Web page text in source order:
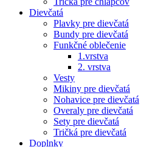
Dievčatá
Plavky pre dievčatá
Bundy pre dievčatá
Funkčné oblečenie
1.vrstva
2. vrstva
Vesty
Mikiny pre dievčatá
Nohavice pre dievčatá
Overaly pre dievčatá
Sety pre dievčatá
Tričká pre dievčatá
Doplnky